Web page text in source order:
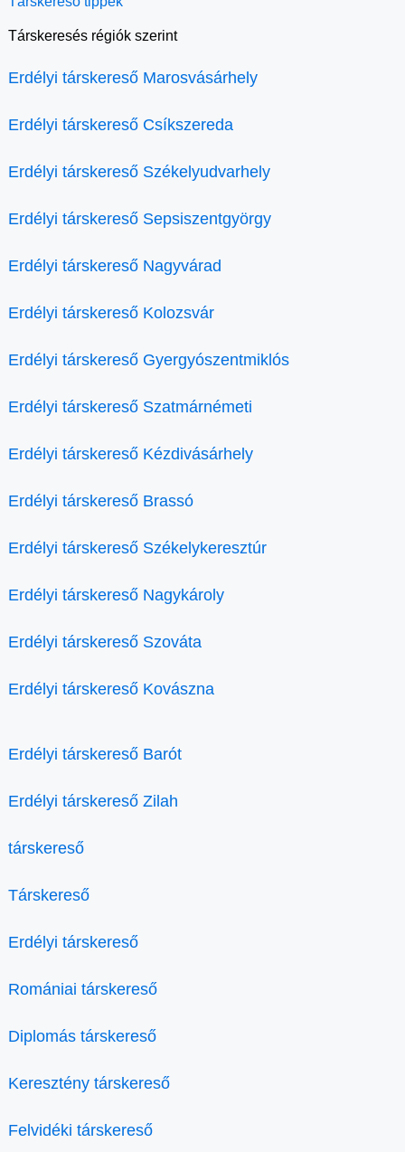
Társkeresés régiók szerint
Erdélyi társkereső Marosvásárhely
Erdélyi társkereső Csíkszereda
Erdélyi társkereső Székelyudvarhely
Erdélyi társkereső Sepsiszentgyörgy
Erdélyi társkereső Nagyvárad
Erdélyi társkereső Kolozsvár
Erdélyi társkereső Gyergyószentmiklós
Erdélyi társkereső Szatmárnémeti
Erdélyi társkereső Kézdivásárhely
Erdélyi társkereső Brassó
Erdélyi társkereső Székelykeresztúr
Erdélyi társkereső Nagykároly
Erdélyi társkereső Szováta
Erdélyi társkereső Kovászna
Erdélyi társkereső Barót
Erdélyi társkereső Zilah
társkereső
Társkereső
Erdélyi társkereső
Romániai társkereső
Diplomás társkereső
Keresztény társkereső
Felvidéki társkereső